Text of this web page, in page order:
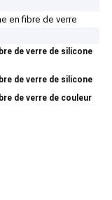
en fibre de verre
de verre de silicone
de verre de silicone
de verre de couleur